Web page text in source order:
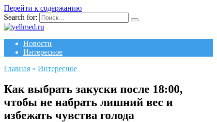
Перейти к содержанию
Search for:
Новости
Интересное
Главная » Интересное
Как выбрать закуски после 18:00,
чтобы не набрать лишний вес и
избежать чувства голода